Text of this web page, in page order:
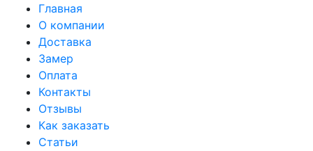
Главная
О компании
Доставка
Замер
Оплата
Контакты
Отзывы
Как заказать
Статьи